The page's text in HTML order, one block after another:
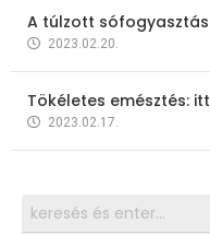
A túlzott
2023.02.20.
Tökéletes emésztés:
2023.02.17.